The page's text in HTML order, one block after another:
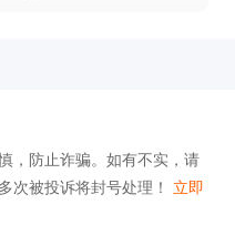
，防止诈骗。如有不实，请
次被投诉将封号处理！ 立即